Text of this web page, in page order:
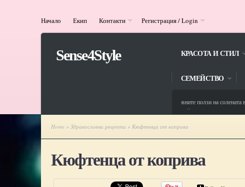
Начало Екип Контакти Регистрация / Login
Sense4Style КРАСОТА И СТИЛ
СЕМЕЙСТВО
Здравословните ползи на солената вода
Home » Здравословни рецепти » Кюфтенца от коприва
Кюфтенца от коприва